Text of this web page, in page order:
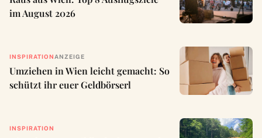
im August 2026
INSPIRATION ANZEIGE
Umziehen in Wien leicht gemacht: So
schützt ihr euer Geldbörserl
INSPIRATION